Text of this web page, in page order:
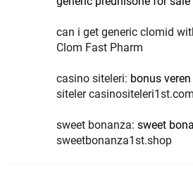
can i get generic clomid
Clom Fast Pharm
casino siteleri: bonus
siteler casinositeleri1st.com
sweet bonanza: sweet
sweetbonanza1st.shop